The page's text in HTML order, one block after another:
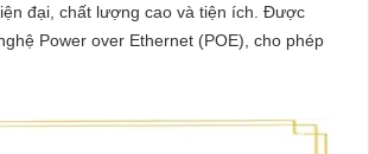
đại, chất lượng cao và tiện ích. Được
Power over Ethernet (POE), cho phép